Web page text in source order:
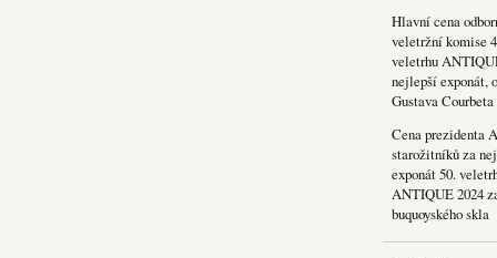
Hlavní cena
veletržní komise
veletrhu
nejlepší exponát,
Gustava
Cena prezidenta
starožitníků za
exponát 50.
ANTIQUE 2024
buquoyského skla